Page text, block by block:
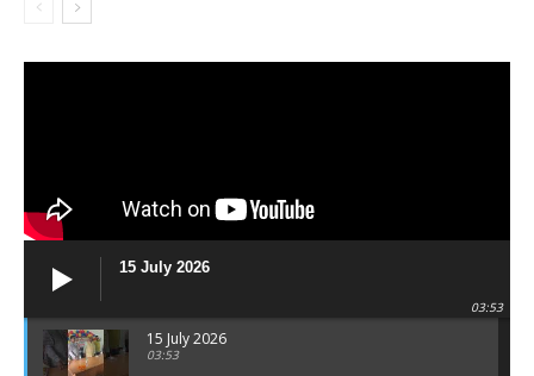
15 July 2026
03:53
15 July 2026
03:53